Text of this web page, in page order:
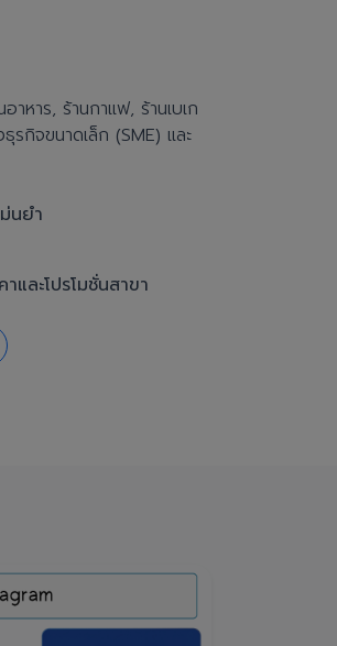
อาหาร, ร้านกาแฟ, ร้านเบเก
รกิจขนาดเล็ก (SME) และ
นยำ
ละโปรโมชั่นสาขา